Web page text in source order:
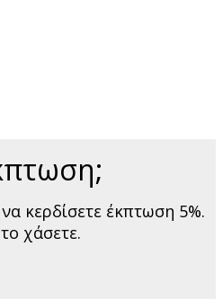
κερδίσετε έκπτωση 5%.
χάσετε.